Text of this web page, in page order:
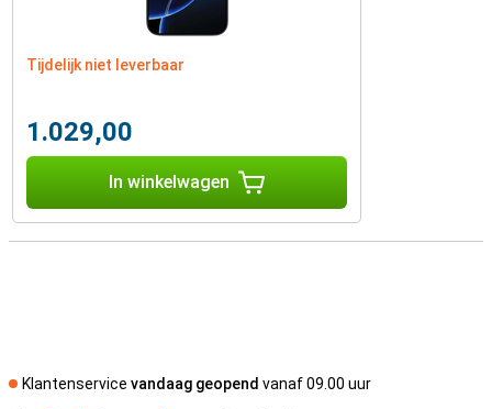
Tijdelijk niet leverbaar
1.029,00
In winkelwagen
Klantenservice vandaag geopend vanaf 09.00 uur